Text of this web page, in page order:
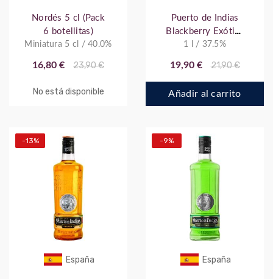
Nordés 5 cl (Pack
6 botellitas)
Miniatura 5 cl / 40.0%
16,80 € 23,90 €
No está disponible
Puerto de Indias
Blackberry Exótica
1 L
1 l / 37.5%
19,90 € 21,90 €
Añadir al carrito
España
-13%
España
-9%